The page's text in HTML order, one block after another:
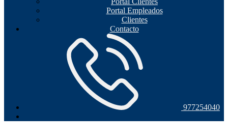
Portal Empleados
Clientes
Contacto
977254040